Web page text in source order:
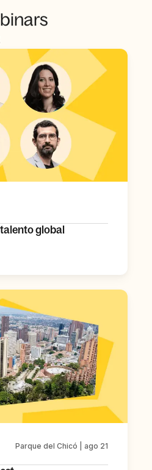
global
Parque del Chicó | ago 21